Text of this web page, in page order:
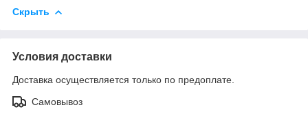
Скрыть
Условия доставки
Доставка осуществляется только по предоплате.
Самовывоз